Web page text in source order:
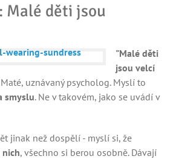
Malé děti jsou
"Malé děti
jsou velcí
uznávaný psycholog. Myslí to
smyslu. Ne v takovém, jako se uvádí v
jinak než dospělí - myslí si, že
, všechno si berou osobně. Dávají